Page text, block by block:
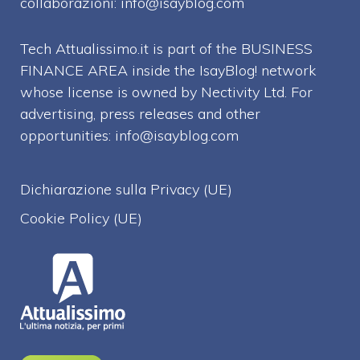
Tech Attualissimo.it is part of the BUSINESS
FINANCE AREA inside the IsayBlog! network
whose license is owned by Nectivity Ltd. For
advertising, press releases and other
opportunities: info@isayblog.com
Dichiarazione sulla Privacy (UE)
Cookie Policy (UE)